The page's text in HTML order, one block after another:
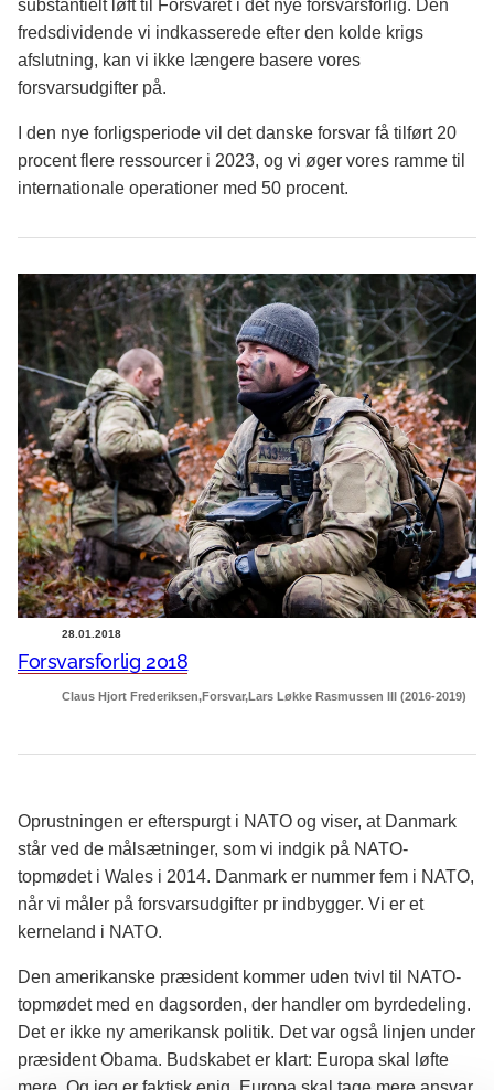
substantielt løft til Forsvaret i det nye forsvarsforlig. Den
fredsdividende vi indkasserede efter den kolde krigs
afslutning, kan vi ikke længere basere vores
forsvarsudgifter på.
I den nye forligsperiode vil det danske forsvar få tilført 20
procent flere ressourcer i 2023, og vi øger vores ramme til
internationale operationer med 50 procent.
28.01.2018
Forsvarsforlig 2018
Claus Hjort Frederiksen Forsvar Lars Løkke Rasmussen III (2016-2019)
Oprustningen er efterspurgt i NATO og viser, at Danmark
står ved de målsætninger, som vi indgik på NATO-
topmødet i Wales i 2014. Danmark er nummer fem i NATO,
når vi måler på forsvarsudgifter pr indbygger. Vi er et
kerneland i NATO.
Den amerikanske præsident kommer uden tvivl til NATO-
topmødet med en dagsorden, der handler om byrdedeling.
Det er ikke ny amerikansk politik. Det var også linjen under
præsident Obama. Budskabet er klart: Europa skal løfte